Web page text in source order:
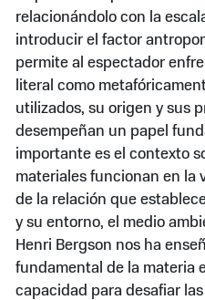
relacionándolo con la
introducir el factor
permite al espectador
literal como
utilizados, su origen y sus
desempeñan un papel
importante es el contexto
materiales funcionan en la
de la relación que
y su entorno, el medio
Henri Bergson nos ha
fundamental de la materia
capacidad para desafiar